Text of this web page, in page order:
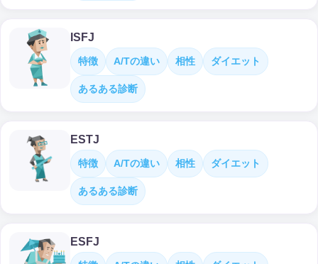
ISFJ
特徴 A/Tの違い 相性 ダイエット
あるある診断
ESTJ
特徴 A/Tの違い 相性 ダイエット
あるある診断
ESFJ